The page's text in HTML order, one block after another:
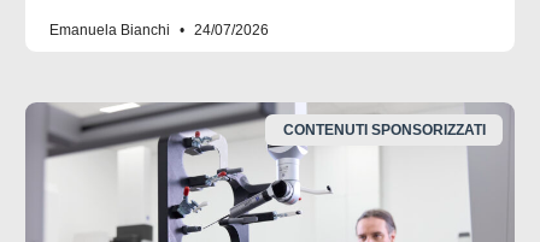
Emanuela Bianchi 24/07/2026
CONTENUTI SPONSORIZZATI